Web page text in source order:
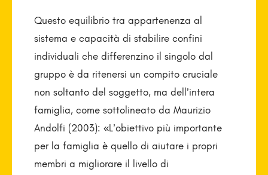
Questo equilibrio tra appartenenza al
sistema e capacità di stabilire confini
individuali che differenzino il singolo dal
gruppo è da ritenersi un compito cruciale
non soltanto del soggetto, ma dell’intera
famiglia, come sottolineato da Maurizio
Andolfi (2003): «L’obiettivo più importante
per la famiglia è quello di aiutare i propri
membri a migliorare il livello di